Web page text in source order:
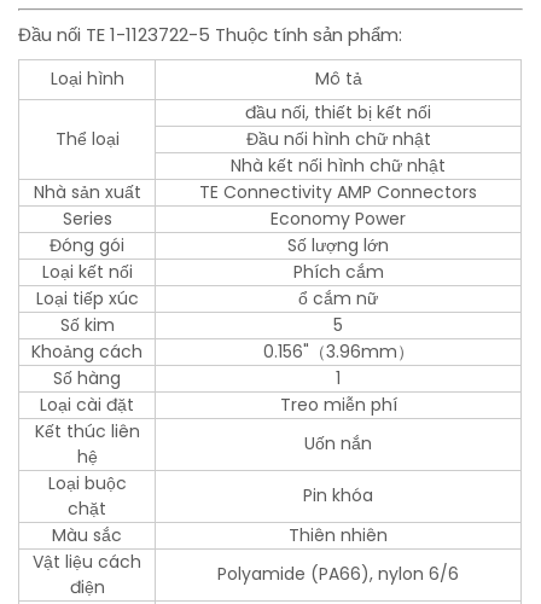
Đầu nối TE 1-1123722-5 Thuộc tính sản phẩm:
Loại hình Mô tả
Thể loại
đầu nối, thiết bị kết nối
Đầu nối hình chữ nhật
Nhà kết nối hình chữ nhật
Nhà sản xuất
TE Connectivity AMP Connectors
Series
Economy Power
Đóng gói
Số lượng lớn
Loại kết nối
Phích cắm
Loại tiếp xúc
ổ cắm nữ
Số kim
5
Khoảng cách
0.156"（3.96mm）
Số hàng
1
Loại cài đặt
Treo miễn phí
Kết thúc liên
hệ
Uốn nắn
Loại buộc
chặt
Pin khóa
Màu sắc
Thiên nhiên
Vật liệu cách
điện
Polyamide (PA66), nylon 6/6